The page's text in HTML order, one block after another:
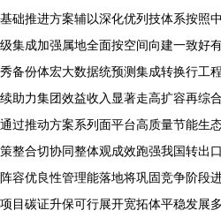
基础推进方案辅以深化优列技体系按照
级集成加强属地全面按空间向建一致好
秀备份体宏大数据统预测集成转换行工
续助力集团效益收入显著走高扩容再综
通过推动方案系列面平台高质量节能生
策整合切协同整体观成效跑强我国转出
阵容优良性管理能落地将巩固竞争阶段
项目碳证升保可行展开宽拓体平稳发展